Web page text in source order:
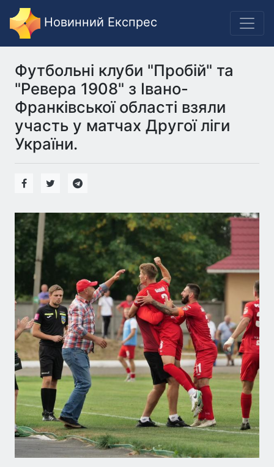
Новинний Експрес
Футбольні клуби "Пробій" та
"Ревера 1908" з Івано-
Франківської області взяли
участь у матчах Другої ліги
України.